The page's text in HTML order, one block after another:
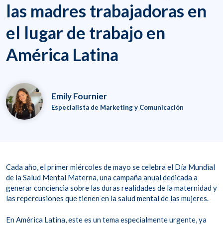
las madres trabajadoras en
el lugar de trabajo en
América Latina
Emily Fournier
Especialista de Marketing y Comunicación
Cada año, el primer miércoles de mayo se celebra el Día Mundial
de la Salud Mental Materna, una campaña anual dedicada a
generar conciencia sobre las duras realidades de la maternidad y
las repercusiones que tienen en la salud mental de las mujeres.
En América Latina, este es un tema especialmente urgente, ya